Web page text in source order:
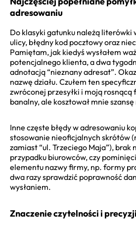
adresowaniu
Do klasyki gatunku należą literówki
ulicy, błędny kod pocztowy oraz
Pamiętam, jak kiedyś wysłałem
potencjalnego klienta, a dwa
adnotacją “nieznany adresat”.
nazwę działu. Czułem ten
zwróconej przesyłki i moją rosnącą
banalny, ale kosztował mnie
Inne częste błędy w adresowaniu
stosowanie nieoficjalnych skrótów
zamiast “ul. Trzeciego Maja”), brak
przypadku biurowców, czy
elementu nazwy firmy, np. formy
dwa razy sprawdzić poprawność
wysłaniem.
Znaczenie czytelności i precyzji